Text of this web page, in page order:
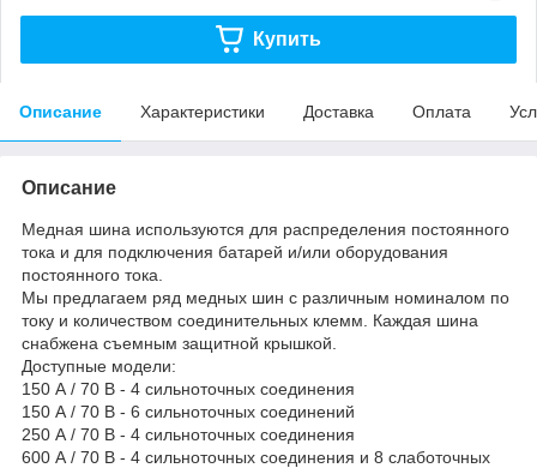
Купить
Описание Характеристики Доставка Оплата
Описание
Медная шина используются для распределения постоянного
тока и для подключения батарей и/или оборудования
постоянного тока.
Мы предлагаем ряд медных шин с различным номиналом по
току и количеством соединительных клемм. Каждая шина
снабжена съемным защитной крышкой.
Доступные модели:
150 А / 70 В - 4 сильноточных соединения
150 А / 70 В - 6 сильноточных соединений
250 А / 70 В - 4 сильноточных соединения
600 А / 70 В - 4 сильноточных соединения и 8 слаботочных